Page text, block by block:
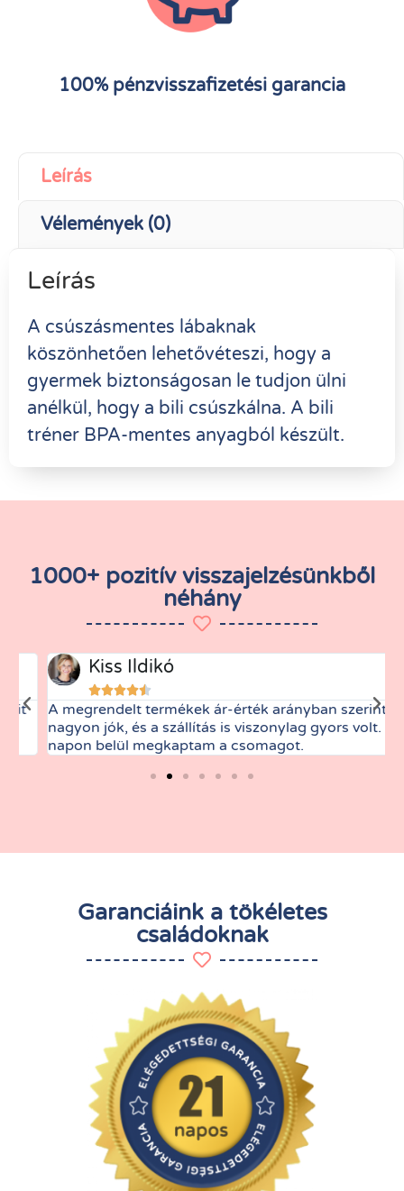
100% pénzvisszafizetési garancia
Leírás
Vélemények (0)
Leírás
A csúszásmentes lábaknak
köszönhetően lehetővéteszi, hogy a
gyermek biztonságosan le tudjon ülni
anélkül, hogy a bili csúszkálna. A bili
tréner BPA-mentes anyagból készült.
1000+ pozitív visszajelzésünkből
néhány
Kiss Ildikó
 
A megrendelt termékek ár-érték arányban szerintem
nagyon jók, és a szállítás is viszonylag gyors volt. 3
napon belül megkaptam a csomagot.
Garanciáink a tökéletes
családoknak